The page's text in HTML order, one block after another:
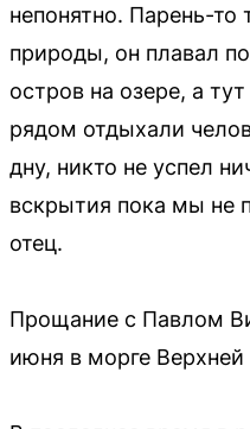
непонятно. Парень-
природы, он плавал
остров на озере, а
рядом отдыхали
дну, никто не успел
вскрытия пока мы не
отец.
Прощание с Павлом
июня в морге